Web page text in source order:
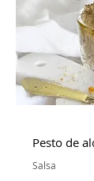
Pesto de
Salsa